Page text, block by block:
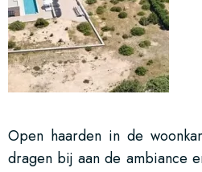
Open haarden in de
dragen bij aan de ambiance